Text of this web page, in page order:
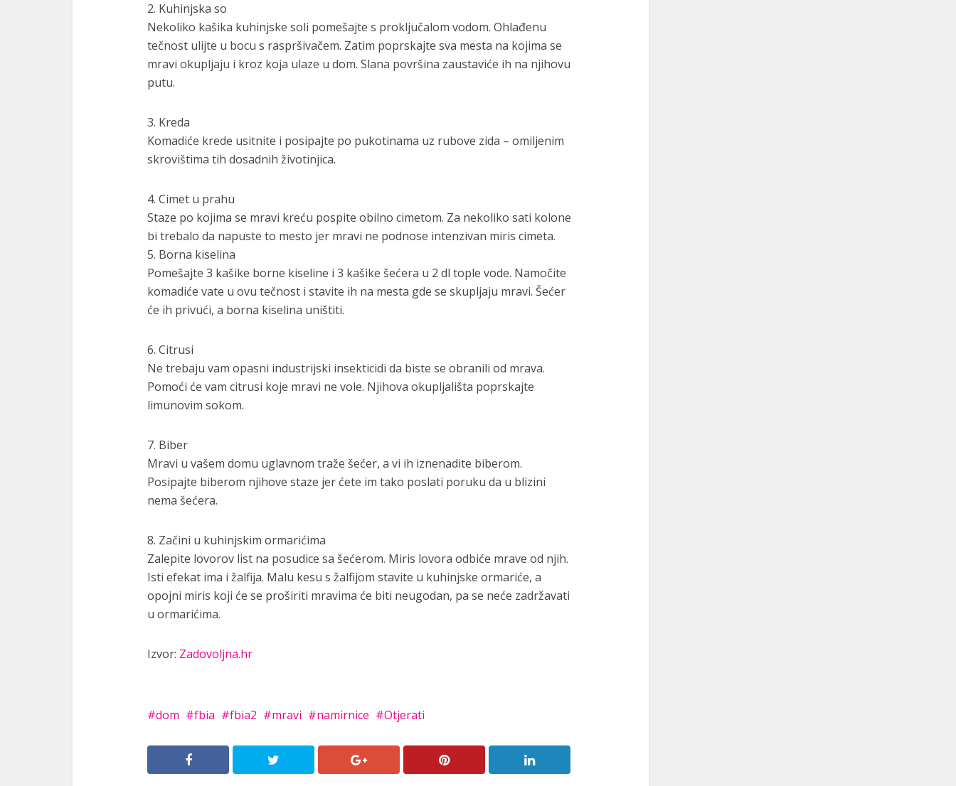
2. Kuhinjska so
Nekoliko kašika kuhinjske soli pomešajte s proključalom vodom. Ohlađenu
tečnost ulijte u bocu s raspršivačem. Zatim poprskajte sva mesta na kojima se
mravi okupljaju i kroz koja ulaze u dom. Slana površina zaustaviće ih na njihovu
putu.
3. Kreda
Komadiće krede usitnite i posipajte po pukotinama uz rubove zida – omiljenim
skrovištima tih dosadnih životinjica.
4. Cimet u prahu
Staze po kojima se mravi kreću pospite obilno cimetom. Za nekoliko sati kolone
bi trebalo da napuste to mesto jer mravi ne podnose intenzivan miris cimeta.
5. Borna kiselina
Pomešajte 3 kašike borne kiseline i 3 kašike šećera u 2 dl tople vode. Namočite
komadiće vate u ovu tečnost i stavite ih na mesta gde se skupljaju mravi. Šećer
će ih privući, a borna kiselina uništiti.
6. Citrusi
Ne trebaju vam opasni industrijski insekticidi da biste se obranili od mrava.
Pomoći će vam citrusi koje mravi ne vole. Njihova okupljališta poprskajte
limunovim sokom.
7. Biber
Mravi u vašem domu uglavnom traže šećer, a vi ih iznenadite biberom.
Posipajte biberom njihove staze jer ćete im tako poslati poruku da u blizini
nema šećera.
8. Začini u kuhinjskim ormarićima
Zalepite lovorov list na posudice sa šećerom. Miris lovora odbiće mrave od njih.
Isti efekat ima i žalfija. Malu kesu s žalfijom stavite u kuhinjske ormariće, a
opojni miris koji će se proširiti mravima će biti neugodan, pa se neće zadržavati
u ormarićima.
Izvor: Zadovoljna.hr
dom fbia fbia2 mravi namirnice Otjerati